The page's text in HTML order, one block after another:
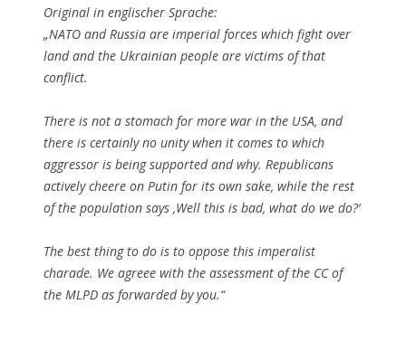
Original in englischer Sprache:
„NATO and Russia are imperial forces which fight over
land and the Ukrainian people are victims of that
conflict.
There is not a stomach for more war in the USA, and
there is certainly no unity when it comes to which
aggressor is being supported and why. Republicans
actively cheere on Putin for its own sake, while the rest
of the population says ‚Well this is bad, what do we do?‘
The best thing to do is to oppose this imperalist
charade. We agreee with the assessment of the CC of
the MLPD as forwarded by you.“